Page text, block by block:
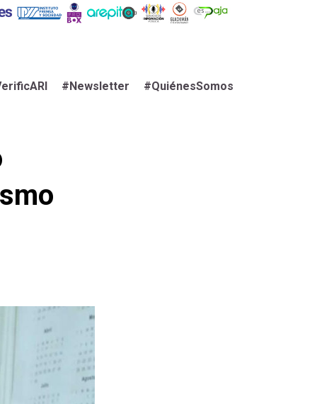
#Newsletter #QuiénesSomos